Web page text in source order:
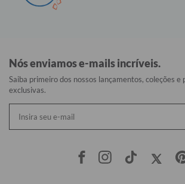
Nós enviamos e-mails incríveis.
Saiba primeiro dos nossos lançamentos, coleções e
exclusivas.